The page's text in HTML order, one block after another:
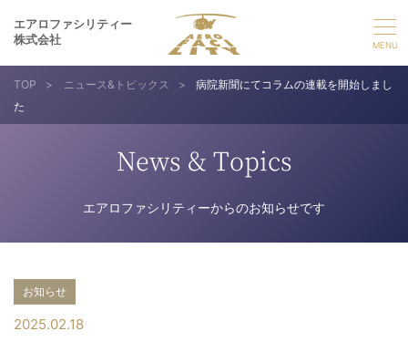
エアロファシリティー
株式会社
選ばれる理由
TOP > ニュース&トピックス >
病院新聞にてコラムの連載を開始しまし
た
News & Topics
エアロファシリティーからのお知らせです
お知らせ
2025.02.18